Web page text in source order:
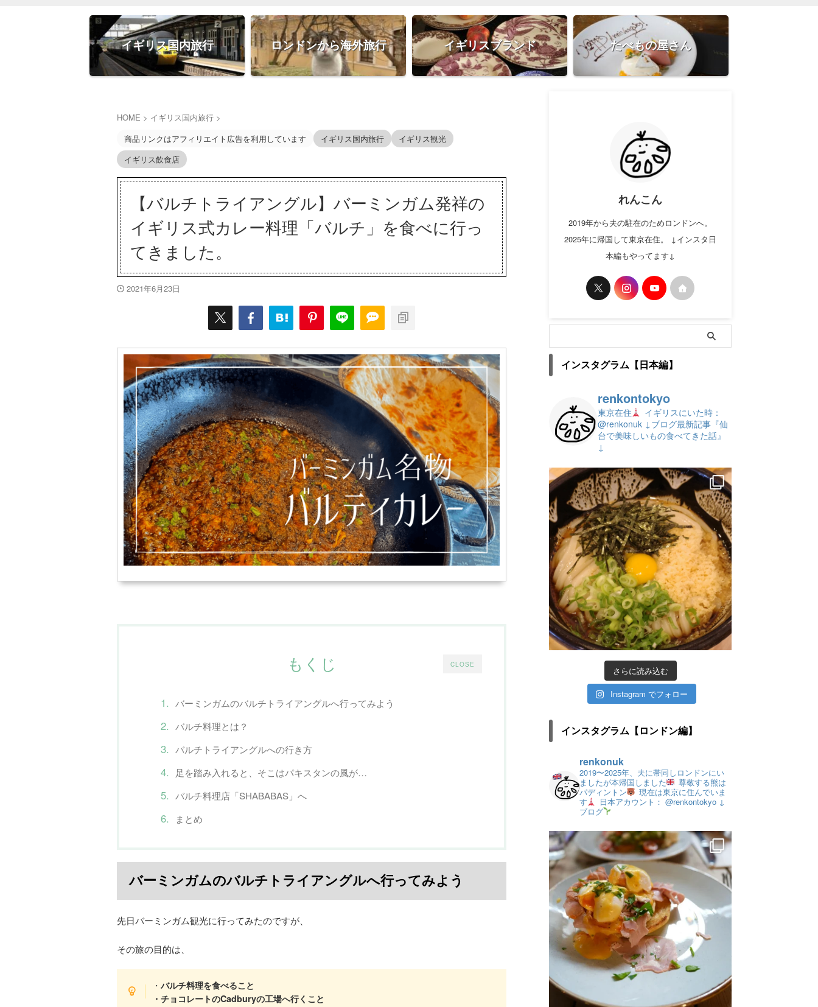
イギリス国内旅行 ロンドンから海外旅行 イギリスブランド たべもの屋さん
HOME > イギリス国内旅行 >
商品リンクはアフィリエイト広告を利用しています
イギリス国内旅行
イギリス観光
イギリス飲食店
【バルチトライアングル】バーミンガム発祥の
イギリス式カレー料理「バルチ」を食べに行っ
てきました。
2021年6月23日
CLOSE
もくじ
バーミンガムのバルチトライアングルへ行ってみよう
バルチ料理とは？
バルチトライアングルへの行き方
足を踏み入れると、そこはパキスタンの風が…
バルチ料理店「SHABABAS」へ
まとめ
バーミンガムのバルチトライアングルへ行ってみよう
先日バーミンガム観光に行ってみたのですが、
その旅の目的は、
・バルチ料理を食べること
・チョコレートのCadburyの工場へ行くこと
れんこん
2019年から夫の駐在のためロンドンへ。
2025年に帰国して東京在住。 ↓インスタ日
本編もやってます↓
インスタグラム【日本編】
renkontokyo
東京在住
イギリスにいた時：
@renkonuk ↓ブログ最新記事『仙
台で美味しいもの食べてきた話』
↓
さらに読み込む
Instagram でフォロー
インスタグラム【ロンドン編】
renkonuk
2019〜2025年、夫に帯同しロンドンにい
ましたが本帰国しました
尊敬する熊は
パディントン
現在は東京に住んでいま
す
日本アカウント： @renkontokyo ↓
ブログ